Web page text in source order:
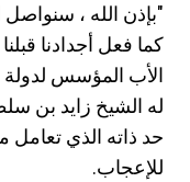
"بإذن الله ، سنواصل
كما فعل أجدادنا
الأب المؤسس لدولة
له الشيخ زايد بن
حد ذاته الذي تعامل
للإعجاب.